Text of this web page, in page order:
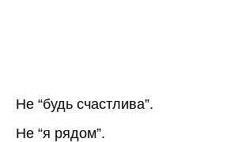
Не “будь счастлива”.
Не “я рядом”.